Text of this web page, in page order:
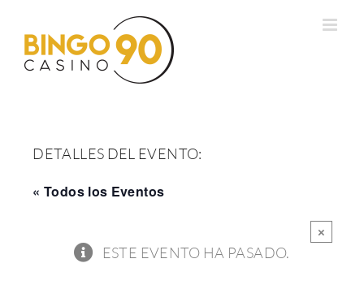
contenido
DETALLES DEL EVENTO:
« Todos los Eventos
×
ESTE EVENTO HA PASADO.